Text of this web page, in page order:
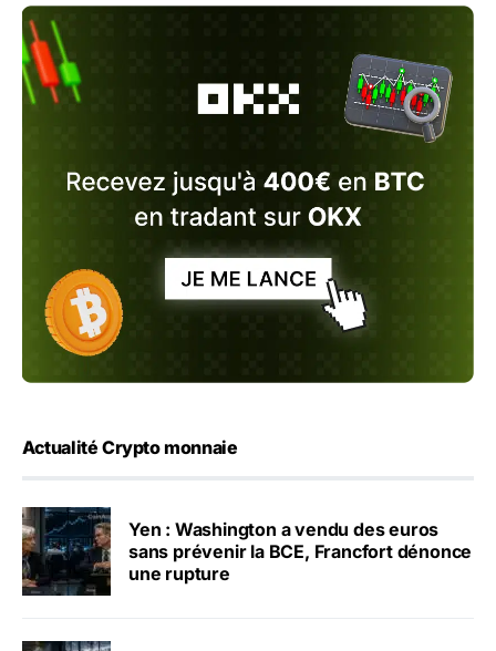
Actualité Crypto monnaie
Yen : Washington a vendu des euros
sans prévenir la BCE, Francfort dénonce
une rupture